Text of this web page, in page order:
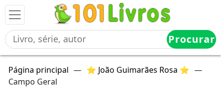
Procurar
Página principal — ⭐ João Guimarães Rosa ⭐ —
Campo Geral